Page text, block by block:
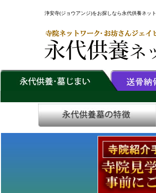
浄安寺(ジョウアンジ)をお探しなら永代供養ネット